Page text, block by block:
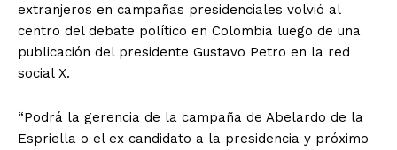
extranjeros en campañas presidenciales volvió al
centro del debate político en Colombia luego de una
publicación del presidente Gustavo Petro en la red
social X.
“Podrá la gerencia de la campaña de Abelardo de la
Espriella o el ex candidato a la presidencia y próximo